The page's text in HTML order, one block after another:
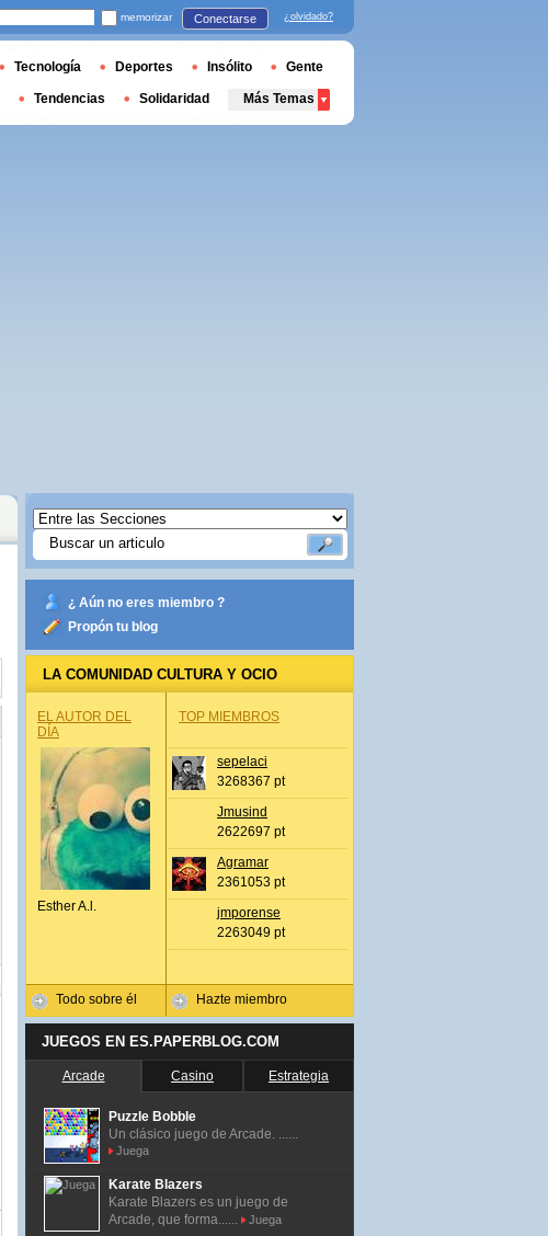
¿ Aún no eres miembro ?
Propón tu blog
LA COMUNIDAD CULTURA Y OCIO
EL AUTOR DEL
DÍA
Esther A.l.
Todo sobre él
TOP MIEMBROS
sepelaci
3268367 pt
Jmusind
2622697 pt
Agramar
2361053 pt
jmporense
2263049 pt
Hazte miembro
JUEGOS EN ES.PAPERBLOG.COM
Arcade Casino Estrategia
Puzzle Bobble
Un clásico juego de Arcade. ......
Juega
Karate Blazers
Karate Blazers es un juego de
Arcade, que forma......
Juega
memorizar Conectarse ¿olvidado?
Tecnología Deportes Insólito Gente
Tendencias Solidaridad Más Temas